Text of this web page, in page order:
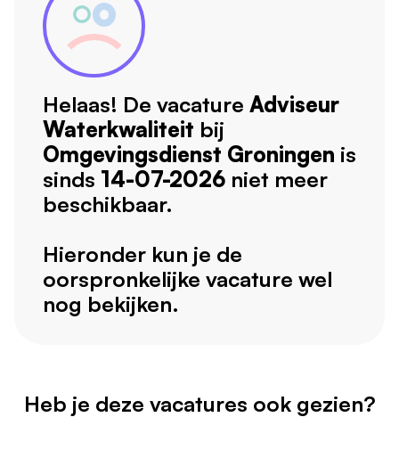
Helaas! De vacature Adviseur
Waterkwaliteit bij
Omgevingsdienst Groningen is
sinds 14-07-2026 niet meer
beschikbaar.
Hieronder kun je de
oorspronkelijke vacature wel
nog bekijken.
Heb je deze vacatures ook gezien?